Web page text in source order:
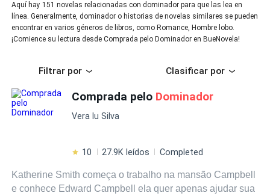
Aquí hay 151 novelas relacionadas con dominador para que las lea en
línea. Generalmente, dominador o historias de novelas similares se pueden
encontrar en varios géneros de libros, como Romance, Hombre lobo.
¡Comience su lectura desde Comprada pelo Dominador en BueNovela!
Filtrar por Clasificar por
Comprada pelo Dominador
Vera lu Silva
10 27.9K leídos Completed
Katherine Smith começa o trabalho na mansão Campbell
e conhece Edward Campbell ela quer apenas ajudar sua